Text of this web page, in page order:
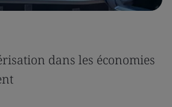
dans les économies